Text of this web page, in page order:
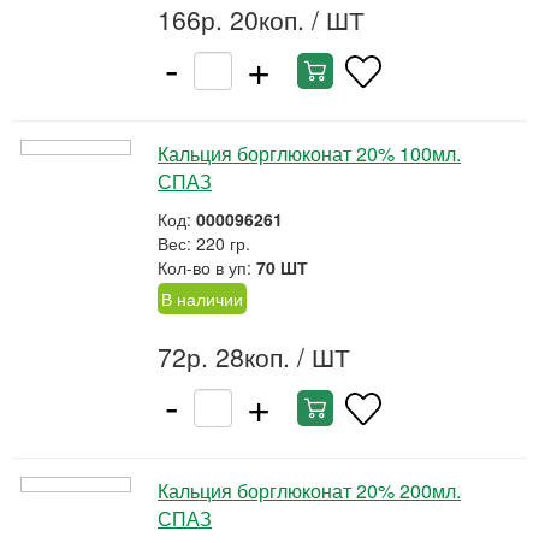
166р. 20коп. / ШТ
- +
Кальция борглюконат 20% 100мл.
СПАЗ
Код: 000096261
Вес: 220 гр.
Кол-во в уп: 70 ШТ
В наличии
72р. 28коп. / ШТ
- +
Кальция борглюконат 20% 200мл.
СПАЗ